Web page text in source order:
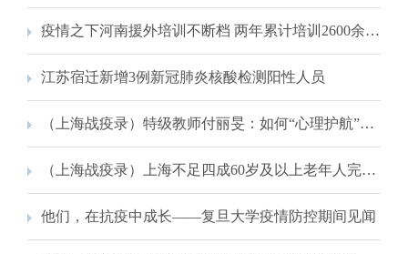
疫情之下河南援外培训不断档 两年累计培训2600余人次
江苏宿迁新增3例新冠肺炎核酸检测阳性人员
（上海战疫录）特级教师付丽旻：如何“心理护航”网课中的孩子们？
（上海战疫录）上海不足四成60岁及以上老年人完成新冠疫苗加强免疫接种
他们，在抗疫中成长——复旦大学疫情防控期间见闻